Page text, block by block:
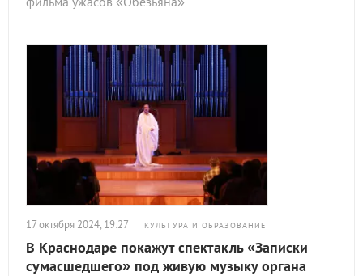
17 октября 2024, 19:27 КУЛЬТУРА И ОБРАЗОВАНИЕ
В Краснодаре покажут спектакль «Записки
сумасшедшего» под живую музыку органа